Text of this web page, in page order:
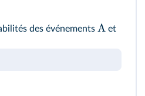
des événements A et